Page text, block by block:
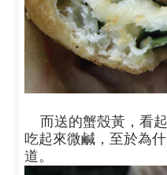
而送的蟹殼黃，看起
吃起來微鹹，至於為
道。